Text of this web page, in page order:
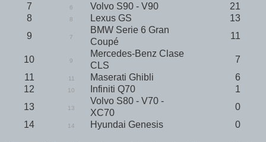
7
6 Volvo S90 - V90
21
8
8 Lexus GS
13
9
7
BMW Serie 6 Gran
Coupé
11
10 9
Mercedes-Benz Clase
CLS
7
11
11 Maserati Ghibli
6
12
10 Infiniti Q70
1
13
13
Volvo S80 - V70 -
XC70
0
14
14 Hyundai Genesis 0